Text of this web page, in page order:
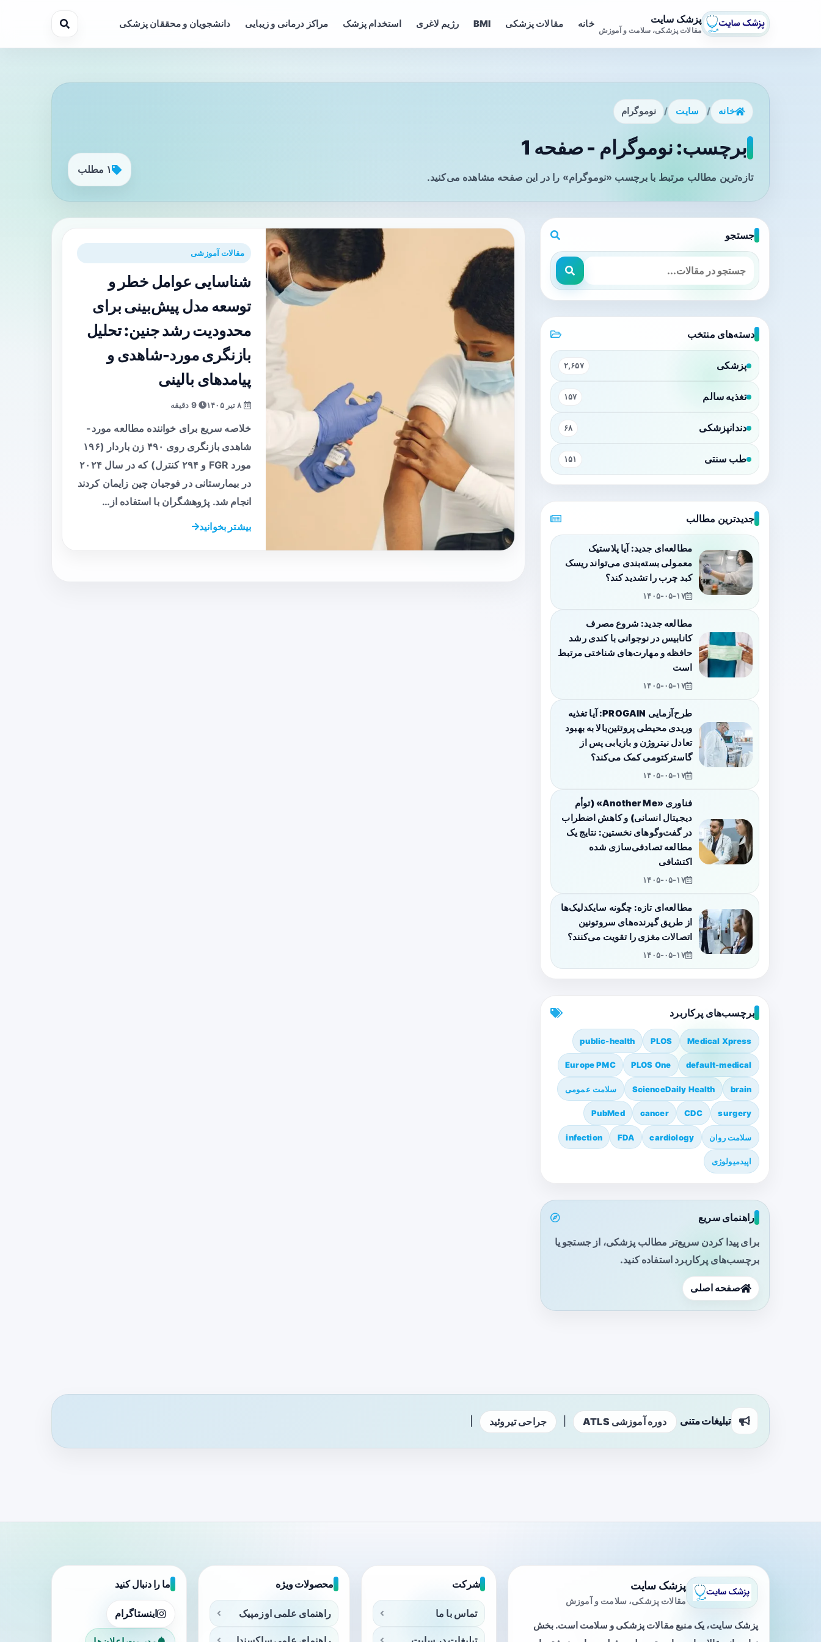
پزشک سایت
مقالات پزشکی، سلامت و آموزش
خانه مقالات پزشکی BMI رژیم لاغری استخدام پزشک مراکز درمانی و زیبایی دانشجویان و محققان پزشکی
خانه / سایت / نوموگرام
برچسب: نوموگرام - صفحه 1
تازه‌ترین مطالب مرتبط با برچسب «نوموگرام» را در این صفحه مشاهده می‌کنید.
۱ مطلب
مقالات آموزشی
شناسایی عوامل خطر و
توسعه مدل پیش‌بینی برای
محدودیت رشد جنین: تحلیل
بازنگری مورد-شاهدی و
پیامدهای بالینی
9 دقیقه
خلاصه سریع برای خواننده مطالعه مورد-
شاهدی بازنگری روی ۴۹۰ زن باردار (۱۹۶
مورد FGR و ۲۹۴ کنترل) که در سال ۲۰۲۴
در بیمارستانی در فوجیان چین زایمان کردند
انجام شد. پژوهشگران با استفاده از…
بیشتر بخوانید
جستجو
دسته‌های منتخب
پزشکی ۲,۶۵۷
تغذیه سالم ۱۵۷
دندانپزشکی ۶۸
طب سنتی ۱۵۱
جدیدترین مطالب
مطالعه‌ای جدید: آیا پلاستیک
معمولی بسته‌بندی می‌تواند ریسک
کبد چرب را تشدید کند؟
۱۴۰۵-۰۵-۱۷
مطالعه جدید: شروع مصرف
کانابیس در نوجوانی با کندی رشد
حافظه و مهارت‌های شناختی مرتبط
است
۱۴۰۵-۰۵-۱۷
طرح‌آزمایی PROGAIN: آیا تغذیه
وریدی محیطی پروتئین‌بالا به بهبود
تعادل نیتروژن و بازیابی پس از
گاسترکتومی کمک می‌کند؟
۱۴۰۵-۰۵-۱۷
فناوری «Another Me» (توأم
دیجیتال انسانی) و کاهش اضطراب
در گفت‌وگوهای نخستین: نتایج یک
مطالعه تصادفی‌سازی شده
اکتشافی
۱۴۰۵-۰۵-۱۷
مطالعه‌ای تازه: چگونه سایکدلیک‌ها
از طریق گیرنده‌های سروتونین
اتصالات مغزی را تقویت می‌کنند؟
۱۴۰۵-۰۵-۱۷
برچسب‌های پرکاربرد
Medical Xpress
PLOS
public-health
default-medical
PLOS One
Europe PMC
brain
ScienceDaily Health سلامت عمومی
surgery
CDC
cancer
PubMed
سلامت روان cardiology
FDA
infection
اپیدمیولوژی
راهنمای سریع
برای پیدا کردن سریع‌تر مطالب پزشکی، از جستجو یا
برچسب‌های پرکاربرد استفاده کنید.
صفحه اصلی
تبلیغات متنی دوره آموزشی ATLS جراحی تیروئید
پزشک سایت
مقالات پزشکی، سلامت و آموزش
پزشک سایت، یک منبع مقالات پزشکی و سلامت است. بخش
شرکت
تماس با ما
محصولات ویژه
راهنمای علمی اوزمپیک
ما را دنبال کنید
اینستاگرام